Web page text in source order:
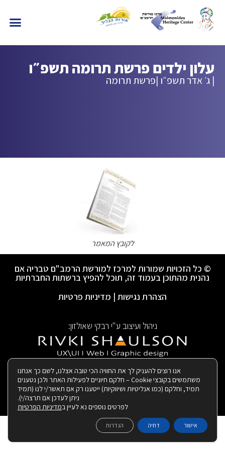
עלון ילדים פרשת תרומה תשפ״ו
| ג׳ אדר תשפ״ו |פרשת תרומה
לקובץ המאמר
© כל הזכויות שמורות למרכז למורשת הרמב"ם טבריה אם
נהנית מהתוכן בעמוד זה, תוכל להפיץ ברשתות החברתיות
הצהרת נגישות | מדיניות פרטיות
ניהול ועיצוב ע"י רבקי שאולזון:
| בנייה ותחזוקת האתר:
אנו רוצים להעניק לך את החוויה הכי טובה אצלנו, לשם כך אנחנו
משתמשים בקובצי Cookie – חלקם חיוניים לפעילות האתר ולכן נטענים
תמיד, וחלקם (כמו אנליטיות ושיווקיות) ייטענו רק אם תאשר/י לנו (תמיד
ניתן לעדכן אם תרצה/י).
לפרטים נוספים נא לעיין במדיניות הפרטיות
אישור דחיה הגדרות